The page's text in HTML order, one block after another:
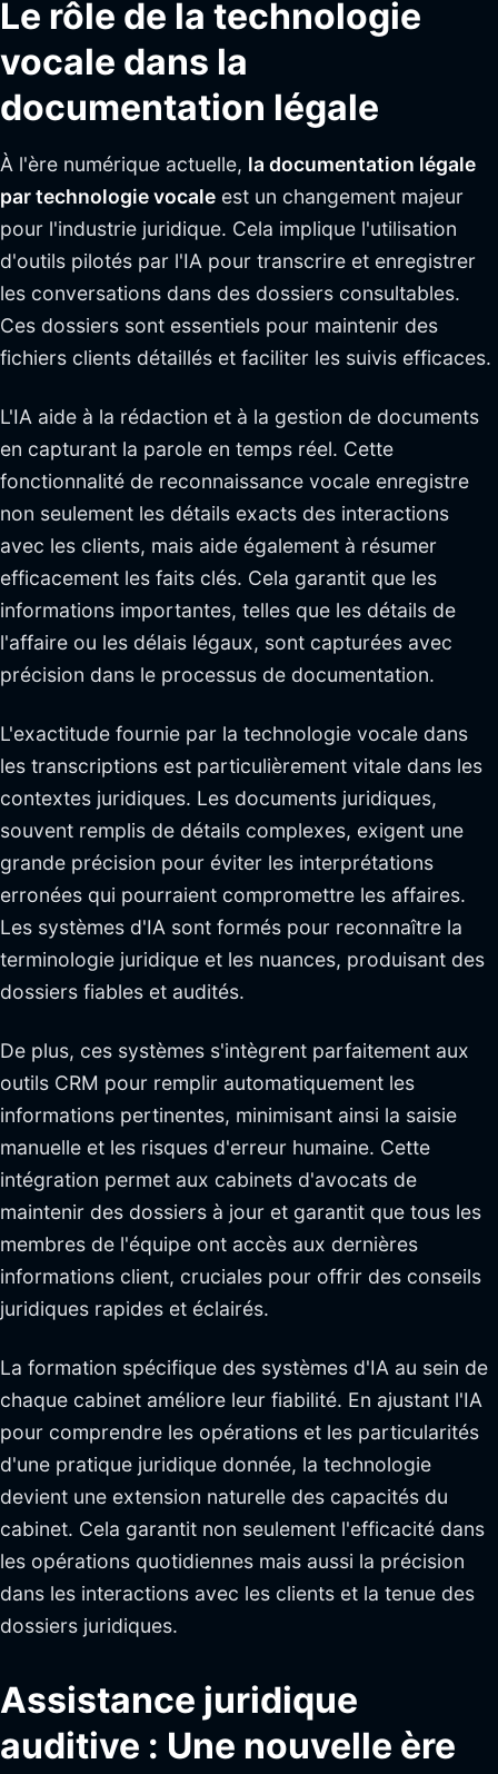
Le rôle de la technologie
vocale dans la
documentation légale
À l'ère numérique actuelle, la documentation légale
par technologie vocale est un changement majeur
pour l'industrie juridique. Cela implique l'utilisation
d'outils pilotés par l'IA pour transcrire et enregistrer
les conversations dans des dossiers consultables.
Ces dossiers sont essentiels pour maintenir des
fichiers clients détaillés et faciliter les suivis efficaces.
L'IA aide à la rédaction et à la gestion de documents
en capturant la parole en temps réel. Cette
fonctionnalité de reconnaissance vocale enregistre
non seulement les détails exacts des interactions
avec les clients, mais aide également à résumer
efficacement les faits clés. Cela garantit que les
informations importantes, telles que les détails de
l'affaire ou les délais légaux, sont capturées avec
précision dans le processus de documentation.
L'exactitude fournie par la technologie vocale dans
les transcriptions est particulièrement vitale dans les
contextes juridiques. Les documents juridiques,
souvent remplis de détails complexes, exigent une
grande précision pour éviter les interprétations
erronées qui pourraient compromettre les affaires.
Les systèmes d'IA sont formés pour reconnaître la
terminologie juridique et les nuances, produisant des
dossiers fiables et audités.
De plus, ces systèmes s'intègrent parfaitement aux
outils CRM pour remplir automatiquement les
informations pertinentes, minimisant ainsi la saisie
manuelle et les risques d'erreur humaine. Cette
intégration permet aux cabinets d'avocats de
maintenir des dossiers à jour et garantit que tous les
membres de l'équipe ont accès aux dernières
informations client, cruciales pour offrir des conseils
juridiques rapides et éclairés.
La formation spécifique des systèmes d'IA au sein de
chaque cabinet améliore leur fiabilité. En ajustant l'IA
pour comprendre les opérations et les particularités
d'une pratique juridique donnée, la technologie
devient une extension naturelle des capacités du
cabinet. Cela garantit non seulement l'efficacité dans
les opérations quotidiennes mais aussi la précision
dans les interactions avec les clients et la tenue des
dossiers juridiques.
Assistance juridique
auditive : Une nouvelle ère